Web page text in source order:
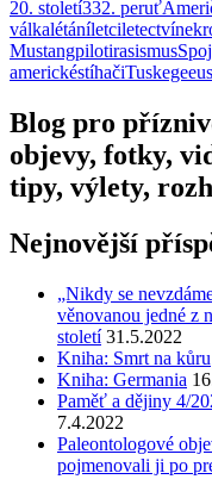
Email
20. století332. peruť
válkalétáníletciletectví
Mustangpilotirasismus
americkéstíhačiTuskegee
Blog pro
objevy, fotky,
tipy, výlety,
Nejnovější
„Nikdy se
věnovanou jedné z
století 31.5.2022
Kniha: Smrt na kůru
Kniha: Germania
Paměť a dějiny 4/
7.4.2022
Paleontologové
pojmenovali ji po